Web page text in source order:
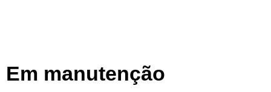
Em manutenção